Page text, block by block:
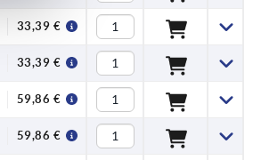
33,39 €
33,39 €
59,86 €
59,86 €